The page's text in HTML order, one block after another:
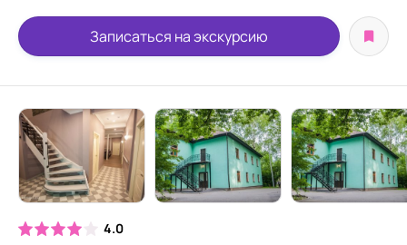
Записаться на экскурсию
4.0